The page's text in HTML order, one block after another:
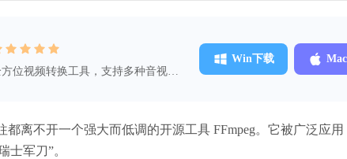
位视频转换工具，支持多种音视频
Win下载
离不开一个强大而低调的开源工具 FFmpeg。它被广泛应用
士军刀”。